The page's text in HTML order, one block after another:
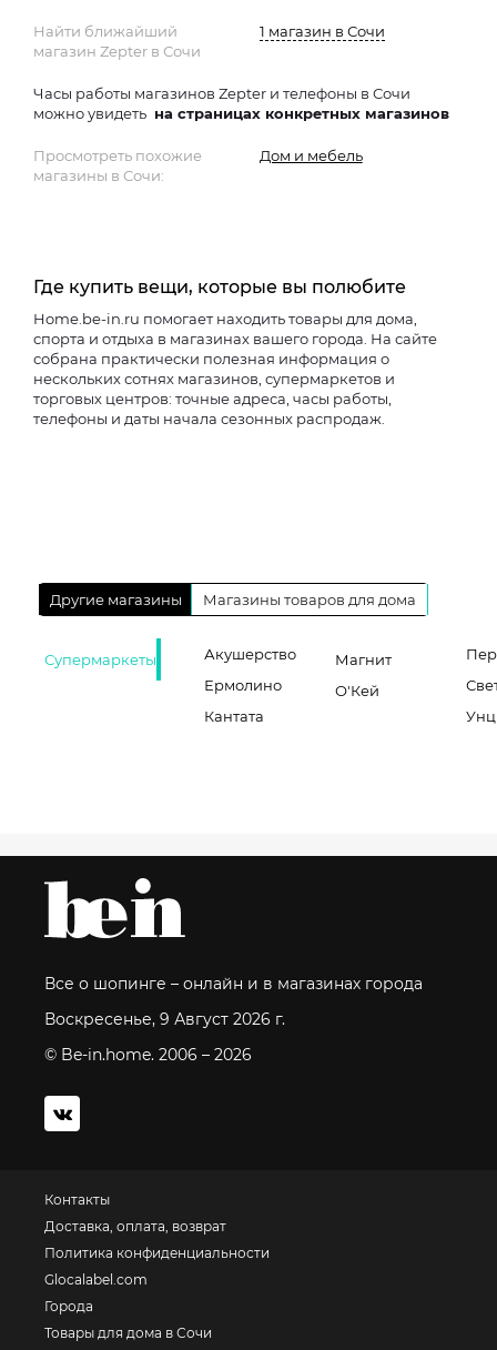
Найти ближайший
магазин Zepter в Сочи
1 магазин в Сочи
Часы работы магазинов Zepter и телефоны в Сочи
можно увидеть на страницах конкретных магазинов
Просмотреть похожие
магазины в Сочи:
Дом и мебель
Где купить вещи, которые вы полюбите
Home.be-in.ru помогает находить товары для дома,
спорта и отдыха в магазинах вашего города. На сайте
собрана практически полезная информация о
нескольких сотнях магазинов, супермаркетов и
торговых центров: точные адреса, часы работы,
телефоны и даты начала сезонных распродаж.
Другие магазины Магазины товаров для дома
Супермаркеты
Акушерство
Ермолино
Кантата
Магнит
О'Кей
Все о шопинге – онлайн и в магазинах города
Воскресенье, 9 Август 2026 г.
© Be-in.home. 2006 – 2026
Контакты
Доставка, оплата, возврат
Политика конфиденциальности
Glocalabel.com
Города
Товары для дома в Сочи